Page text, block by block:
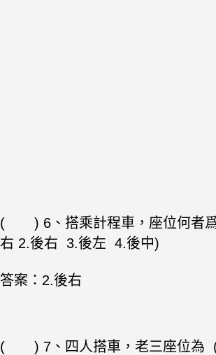
( ) 6、搭乘計程車，座位何者
右 2.後右 3.後左 4.後中)
答案：2.後右
( ) 7、四人搭車，老三座位為